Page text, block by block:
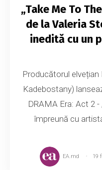
„Take Me To
de la Valeria
inedită cu un
Producătorul
Kadebostany)
DRAMA Era: Act 2
împreună cu
EA.md 19